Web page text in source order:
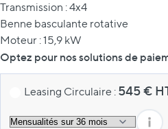
Transmission : 4x4
Benne basculante rotative
Moteur : 15,9 kW
Optez pour nos solutions de
Leasing Circulaire : 545€